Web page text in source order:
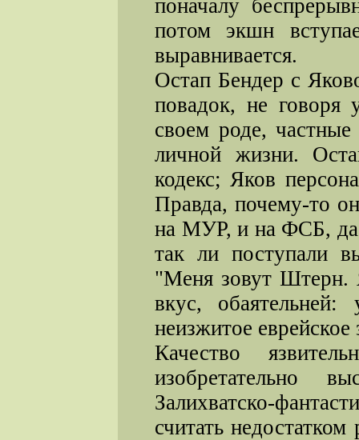
поначалу
потом экшн
выравнивается.
Остап Бендер с
повадок, не
своем роде,
личной жизни.
кодекс; Яков
Правда, почему-то
на МУР, и на ФСБ, да
так ли поступали
"Меня зовут Штерн.
вкус,
неизжитое еврейское
Качество
изобретательно
Залихватско-
считать